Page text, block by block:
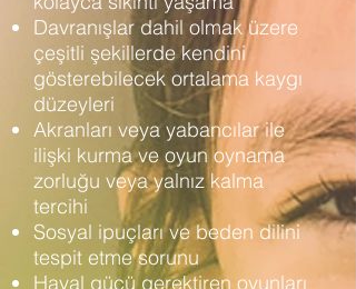
Davranışlar dahil olmak üzere
çeşitli şekillerde kendini
gösterebilecek ortalama kaygı
düzeyleri
Akranları veya yabancılar ile
ilişki kurma ve oyun oynama
zorluğu veya yalnız kalma
tercihi
Sosyal ipuçları ve beden dilini
tespit etme sorunu
Hayal gücü gerektiren oyunları